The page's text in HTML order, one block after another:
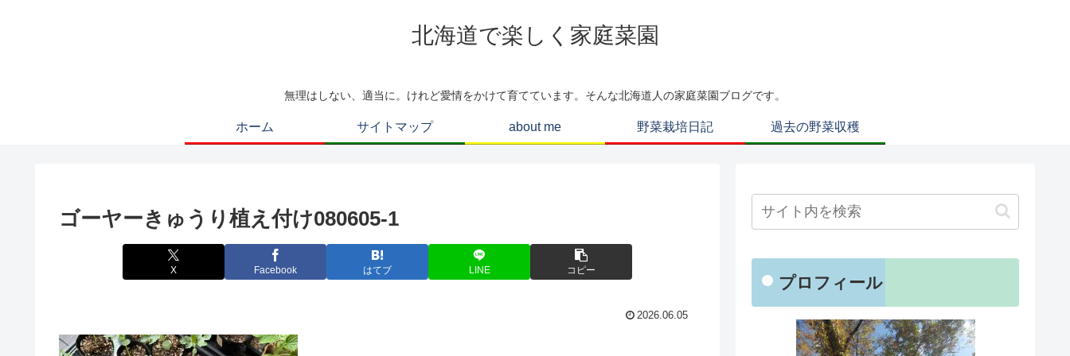
北海道で楽しく家庭菜園
無理はしない、適当に。けれど愛情をかけて育てています。そんな北海道人の家庭菜園ブログです。
ホーム サイトマップ about me 野菜栽培日記 過去の野菜収穫
ゴーヤーきゅうり植え付け080605-1
X Facebook はてブ LINE コピー
2026.06.05
プロフィール